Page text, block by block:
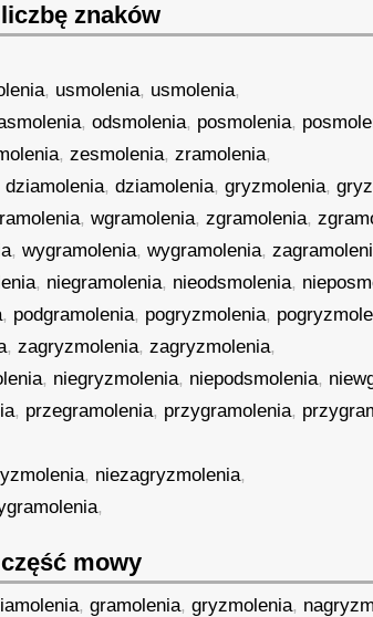
znaków
, usmolenia, usmolenia,
,odsmolenia, posmolenia,
,zesmolenia,zramolenia,
dziamolenia,dziamolenia,gryzmolenia,
,wgramolenia,zgramolenia,
,wygramolenia,wygramolenia,
, niegramolenia, nieodsmolenia,
, podgramolenia, pogryzmolenia,
,zagryzmolenia,zagryzmolenia,
, niegryzmolenia, niepodsmolenia,
, przegramolenia, przygramolenia,
, niezagryzmolenia,
,
mowy
,gramolenia,gryzmolenia,